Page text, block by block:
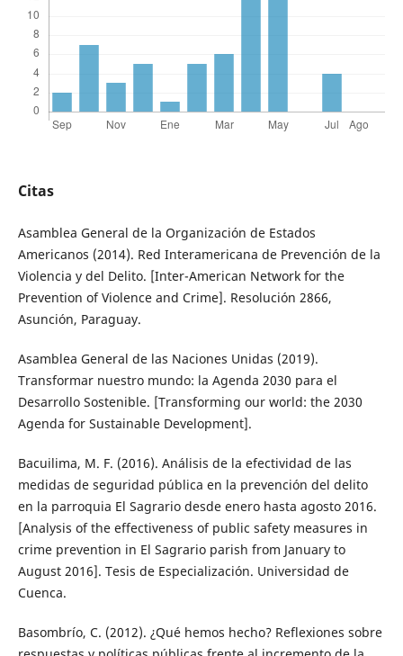
Citas
Asamblea General de la Organización de Estados
Americanos (2014). Red Interamericana de Prevención de la
Violencia y del Delito. [Inter-American Network for the
Prevention of Violence and Crime]. Resolución 2866,
Asunción, Paraguay.
Asamblea General de las Naciones Unidas (2019).
Transformar nuestro mundo: la Agenda 2030 para el
Desarrollo Sostenible. [Transforming our world: the 2030
Agenda for Sustainable Development].
Bacuilima, M. F. (2016). Análisis de la efectividad de las
medidas de seguridad pública en la prevención del delito
en la parroquia El Sagrario desde enero hasta agosto 2016.
[Analysis of the effectiveness of public safety measures in
crime prevention in El Sagrario parish from January to
August 2016]. Tesis de Especialización. Universidad de
Cuenca.
Basombrío, C. (2012). ¿Qué hemos hecho? Reflexiones sobre